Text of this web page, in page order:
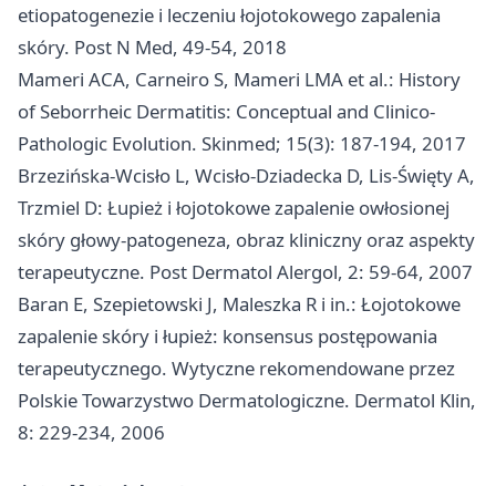
etiopatogenezie i leczeniu łojotokowego zapalenia
skóry. Post N Med, 49-54, 2018
Mameri ACA, Carneiro S, Mameri LMA et al.: History
of Seborrheic Dermatitis: Conceptual and Clinico-
Pathologic Evolution. Skinmed; 15(3): 187-194, 2017
Brzezińska-Wcisło L, Wcisło-Dziadecka D, Lis-Święty A,
Trzmiel D: Łupież i łojotokowe zapalenie owłosionej
skóry głowy-patogeneza, obraz kliniczny oraz aspekty
terapeutyczne. Post Dermatol Alergol, 2: 59-64, 2007
Baran E, Szepietowski J, Maleszka R i in.: Łojotokowe
zapalenie skóry i łupież: konsensus postępowania
terapeutycznego. Wytyczne rekomendowane przez
Polskie Towarzystwo Dermatologiczne. Dermatol Klin,
8: 229-234, 2006